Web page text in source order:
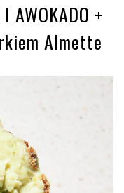
AWOKADO +
Almette